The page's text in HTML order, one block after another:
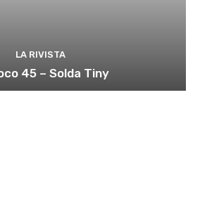
LA RIVISTA
45 – Solda Tiny